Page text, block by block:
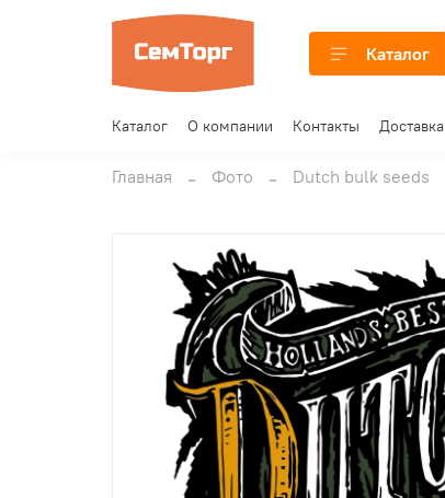
Каталог
Каталог О компании Контакты Доставка
Главная Фото Dutch bulk seeds